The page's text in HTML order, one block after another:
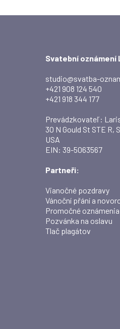
Svatební oznámení
studio@svatba-
+421 908 124 540
+421 918 344 177
Prevádzkovateľ:
30 N Gould St STE R,
USA
EIN: 39-5063567
Partneři:
Vianočné pozdravy
Vánoční přání a
Promočné oznámenia
Pozvánka na oslavu
Tlač plagátov